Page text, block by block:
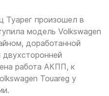
Туарег произошел в
модель Volkswagen
доработанной
работа АКПП, к
Touareg у